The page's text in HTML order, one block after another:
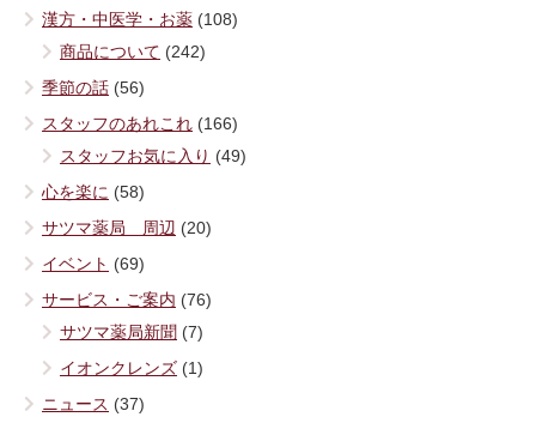
漢方・中医学・お薬 (108)
商品について (242)
季節の話 (56)
スタッフのあれこれ (166)
スタッフお気に入り (49)
心を楽に (58)
サツマ薬局 周辺 (20)
イベント (69)
サービス・ご案内 (76)
サツマ薬局新聞 (7)
イオンクレンズ (1)
ニュース (37)